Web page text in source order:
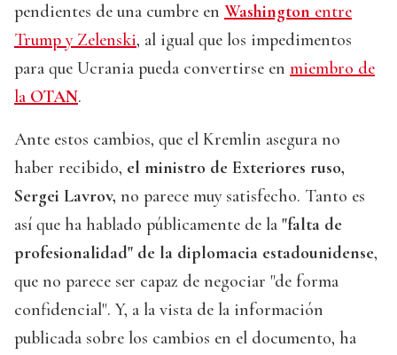
pendientes de una cumbre en Washington entre
Trump y Zelenski, al igual que los impedimentos
para que Ucrania pueda convertirse en miembro de
la OTAN.
Ante estos cambios, que el Kremlin asegura no
haber recibido, el ministro de Exteriores ruso,
Sergei Lavrov, no parece muy satisfecho. Tanto es
así que ha hablado públicamente de la "falta de
profesionalidad" de la diplomacia estadounidense,
que no parece ser capaz de negociar "de forma
confidencial". Y, a la vista de la información
publicada sobre los cambios en el documento, ha